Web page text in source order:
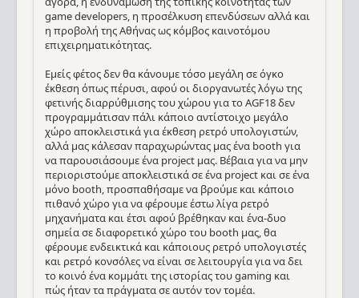
game developers, η προσέλκυση επενδύσεων αλλά και
η προβολή της Αθήνας ως κόμβος καινοτόμου
επιχειρηματικότητας.
Εμείς φέτος δεν θα κάνουμε τόσο μεγάλη σε όγκο
έκθεση όπως πέρυσι, αφού οι διοργανωτές λόγω της
φετινής διαρρύθμισης του χώρου για το AGF18 δεν
προγραμμάτισαν πάλι κάποιο αντίστοιχο μεγάλο
χώρο αποκλειστικά για έκθεση ρετρό υπολογιστών,
αλλά μας κάλεσαν παραχωρώντας μας ένα booth για
να παρουσιάσουμε ένα project μας. Βέβαια για να μην
περιοριστούμε αποκλειστικά σε ένα project και σε ένα
μόνο booth, προσπαθήσαμε να βρούμε και κάποιο
πιθανό χώρο για να φέρουμε έστω λίγα ρετρό
μηχανήματα και έτσι αφού βρέθηκαν και ένα-δυο
σημεία σε διαφορετικό χώρο του booth μας, θα
φέρουμε ενδεικτικά και κάποιους ρετρό υπολογιστές
και ρετρό κονσόλες να είναι σε λειτουργία για να δει
το κοινό ένα κομμάτι της ιστορίας του gaming και
πώς ήταν τα πράγματα σε αυτόν τον τομέα.